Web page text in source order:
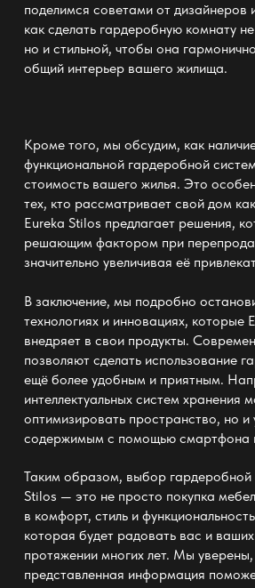
поделимся советами от дизайнеров
как сделать гардеробную комнату
но и стильной, чтобы она
общий интерьер вашего жилища.
Кроме того, мы обсудим, как
функциональной гардеробной
стоимость вашего жилья. Это
тех, кто рассматривает свой дом
Eureka Stilos предлагает решения,
решающим фактором при
значительно увеличивая её
В заключение, мы подробно
технологиях и инновациях, которые
внедряет в свои продукты.
позволяют сделать использование
ещё более удобным и приятным.
интеллектуальных систем хранения
оптимизировать пространство, но и
содержимым с помощью смартфона
Таким образом, выбор гардеробной
Stilos — это не просто покупка
в комфорт, стиль и
которая будет радовать вас и
протяжении многих лет. Мы уверены,
представленная информация